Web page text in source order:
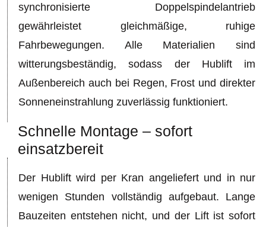
synchronisierte Doppelspindelantrieb
gewährleistet gleichmäßige, ruhige
Fahrbewegungen. Alle Materialien sind
witterungsbeständig, sodass der Hublift im
Außenbereich auch bei Regen, Frost und direkter
Sonneneinstrahlung zuverlässig funktioniert.
Schnelle Montage – sofort
einsatzbereit
Der Hublift wird per Kran angeliefert und in nur
wenigen Stunden vollständig aufgebaut. Lange
Bauzeiten entstehen nicht, und der Lift ist sofort